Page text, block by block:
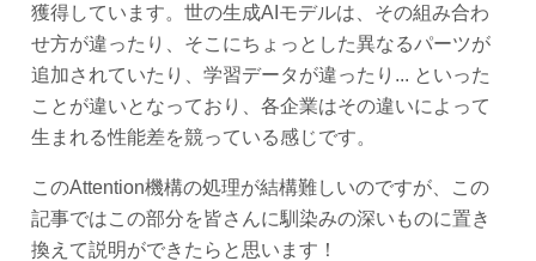
獲得しています。世の生成AIモデルは、その組み合わ
せ方が違ったり、そこにちょっとした異なるパーツが
追加されていたり、学習データが違ったり... といった
ことが違いとなっており、各企業はその違いによって
生まれる性能差を競っている感じです。
このAttention機構の処理が結構難しいのですが、この
記事ではこの部分を皆さんに馴染みの深いものに置き
換えて説明ができたらと思います！